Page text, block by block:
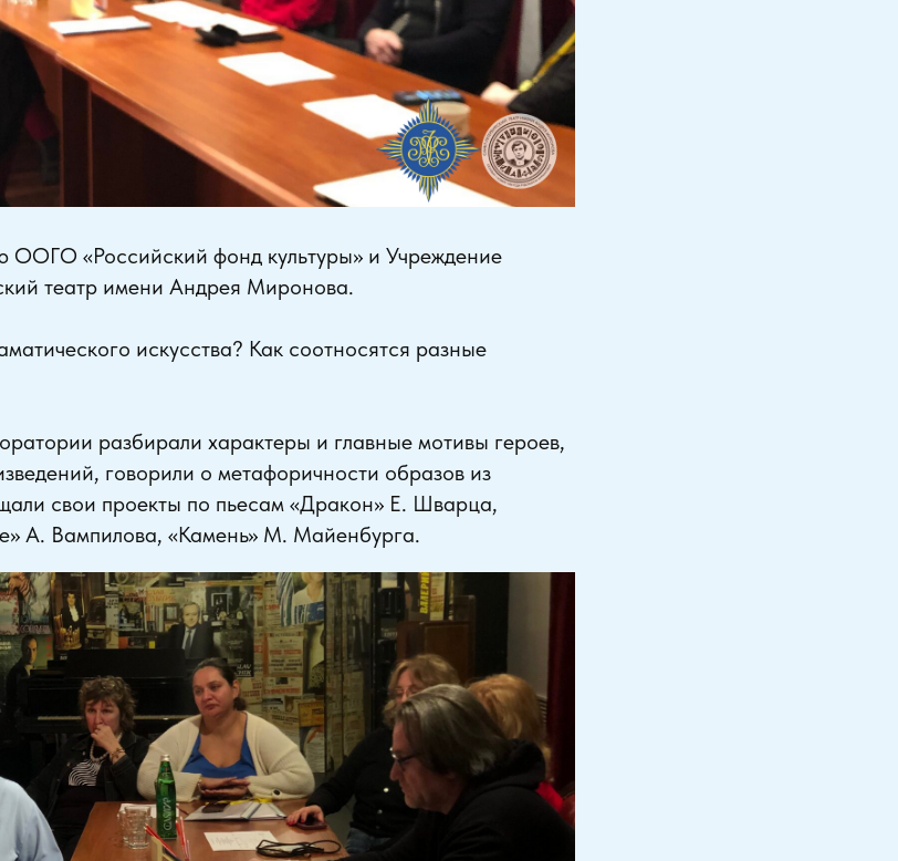
ООГО «Российский фонд культуры» и Учреждение
театр имени Андрея Миронова.
искусства? Как соотносятся разные
разбирали характеры и главные мотивы героев,
говорили о метафоричности образов из
свои проекты по пьесам «Дракон» Е. Шварца,
А. Вампилова, «Камень» М. Майенбурга.